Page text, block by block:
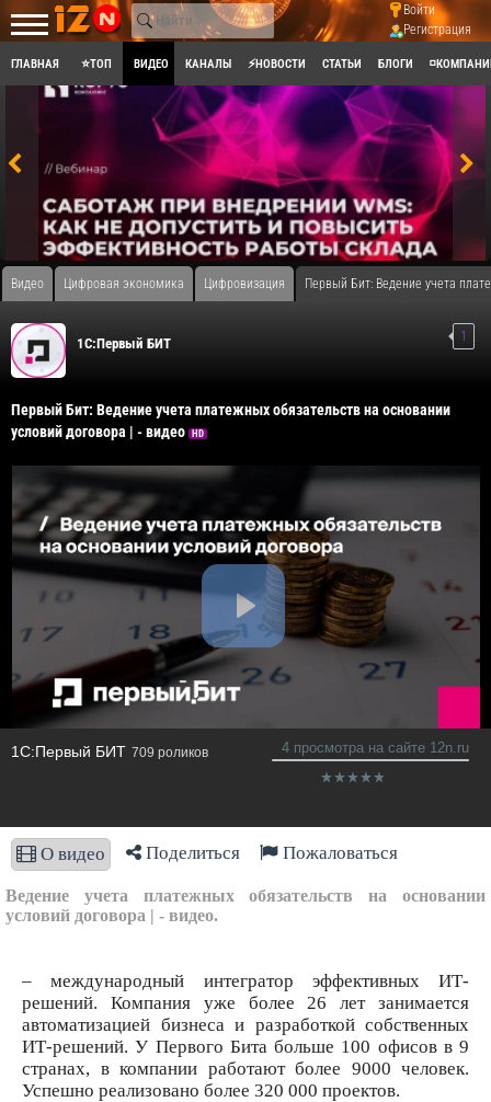
Войти
Регистрация
ГЛАВНАЯ ⭐ТОП ВИДЕО КАНАЛЫ ⚡НОВОСТИ СТАТЬИ БЛОГИ
Видео Цифровая экономика Цифровизация Первый Бит: Ведение учета
1С:Первый БИТ 1
Первый Бит: Ведение учета платежных обязательств на основании
условий договора | - видео
HD
1С:Первый БИТ 709 роликов 4 просмотра на сайте 12n.ru
О видео Поделиться Пожаловаться
Ведение учета платежных обязательств на основании
условий договора | - видео.
– международный интегратор эффективных ИТ-
решений. Компания уже более 26 лет занимается
автоматизацией бизнеса и разработкой собственных
ИТ-решений. У Первого Бита больше 100 офисов в 9
странах, в компании работают более 9000 человек.
Успешно реализовано более 320 000 проектов.